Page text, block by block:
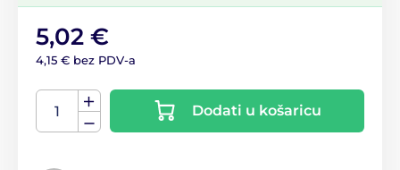
5,02 €
4,15 € bez PDV-a
Dodati u košaricu